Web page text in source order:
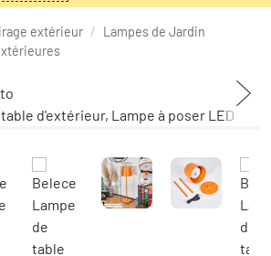
extérieur / Lampes de Jardin